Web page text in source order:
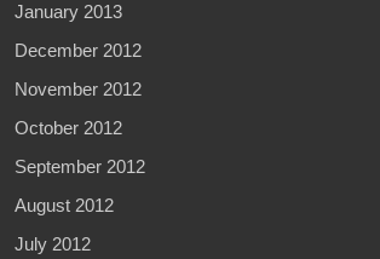
January 2013
December 2012
November 2012
October 2012
September 2012
August 2012
July 2012